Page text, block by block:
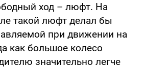
ход – люфт. На
такой люфт делал бы
при движении на
как большое колесо
значительно легче